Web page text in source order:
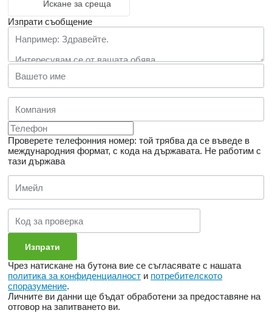
Искане за среща
Изпрати съобщение
Проверете телефонния номер: той трябва да се въведе в
международния формат, с кода на държавата. Не работим с
тази държава
Чрез натискане на бутона вие се съгласявате с нашата
политика за конфиденциалност и потребителското
споразумение.
Личните ви данни ще бъдат обработени за предоставяне на
отговор на запитването ви.